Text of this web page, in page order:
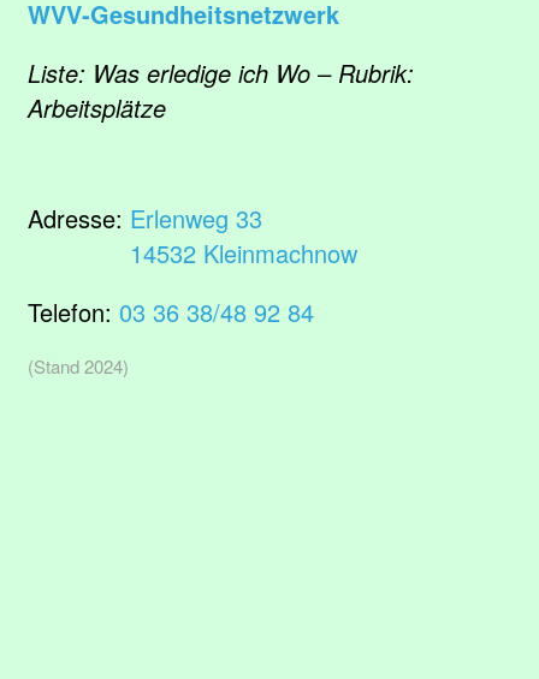
WVV-Gesundheitsnetzwerk
Liste: Was erledige ich Wo – Rubrik:
Arbeitsplätze
Adresse: Erlenweg 33
14532 Kleinmachnow
Telefon: 03 36 38/48 92 84
(Stand 2024)